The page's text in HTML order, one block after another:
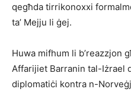
qegħda tirrikonoxxi
ta’ Mejju li ġej.
Huwa mifhum li b’reazzjon
Affarijiet Barranin tal-Iżrael
diplomatiċi kontra n-